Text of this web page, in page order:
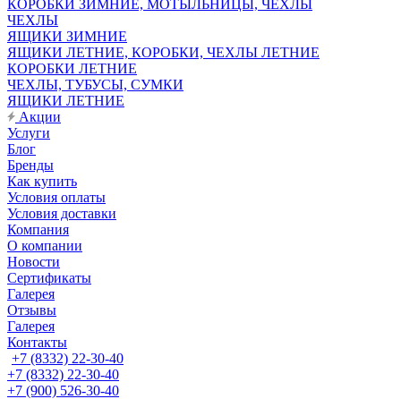
КОРОБКИ ЗИМНИЕ, МОТЫЛЬНИЦЫ, ЧЕХЛЫ
ЧЕХЛЫ
ЯЩИКИ ЗИМНИЕ
ЯЩИКИ ЛЕТНИЕ, КОРОБКИ, ЧЕХЛЫ ЛЕТНИЕ
КОРОБКИ ЛЕТНИЕ
ЧЕХЛЫ, ТУБУСЫ, СУМКИ
ЯЩИКИ ЛЕТНИЕ
Акции
Услуги
Блог
Бренды
Как купить
Условия оплаты
Условия доставки
Компания
О компании
Новости
Сертификаты
Галерея
Отзывы
Галерея
Контакты
+7 (8332) 22-30-40
+7 (8332) 22-30-40
+7 (900) 526-30-40